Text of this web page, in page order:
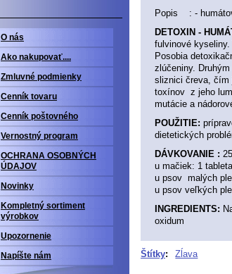
Popis : -
DETOXIN -
fulvinové
Posobia
zlúčeniny.
sliznici čreva, čím
toxínov z jeho
mutácie a
POUŽITIE:
dietetických
DÁVKOVANIE :
u mačiek: 1
u psov malých
u psov veľkých
INGREDIENTS:
oxidum
Štítky: Zĺava
O nás
Ako nakupovať....
Zmluvné podmienky
Cenník tovaru
Cenník poštovného
Vernostný program
OCHRANA OSOBNÝCH
ÚDAJOV
Novinky
Kompletný sortiment
výrobkov
Upozornenie
Napíšte nám